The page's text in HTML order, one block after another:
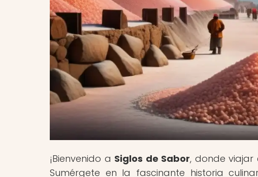
¡Bienvenido a Siglos de Sabor, donde viajar
Sumérgete en la fascinante historia